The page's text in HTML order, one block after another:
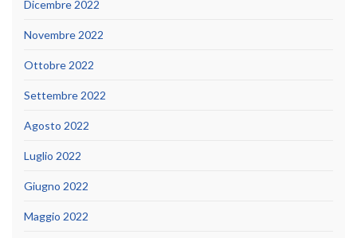
Dicembre 2022
Novembre 2022
Ottobre 2022
Settembre 2022
Agosto 2022
Luglio 2022
Giugno 2022
Maggio 2022